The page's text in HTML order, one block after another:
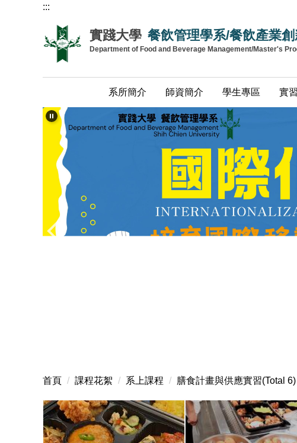
:::
實踐大學 餐飲管理學系/餐飲產業
Department of Food and Beverage Management/Master's
系所簡介 師資簡介 學生專區 實
首頁 課程花絮 系上課程 膳食計畫與供應實習(Total 6)